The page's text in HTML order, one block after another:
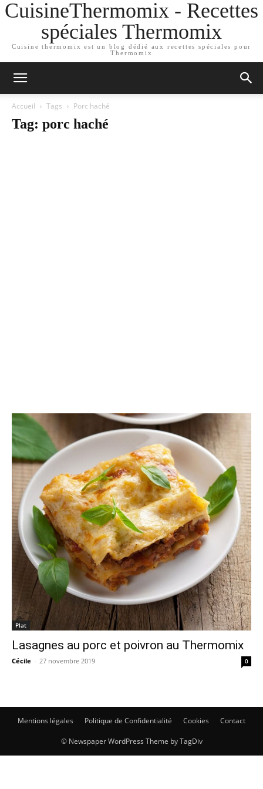
CuisineThermomix - Recettes
spéciales Thermomix
Cuisine thermomix est un blog dédié aux recettes spéciales pour
Thermomix
Accueil Tags Porc haché
Tag: porc haché
Plat
Lasagnes au porc et poivron au Thermomix
Cécile - 27 novembre 2019 0
Mentions légales Politique de Confidentialité Cookies Contact
© Newspaper WordPress Theme by TagDiv